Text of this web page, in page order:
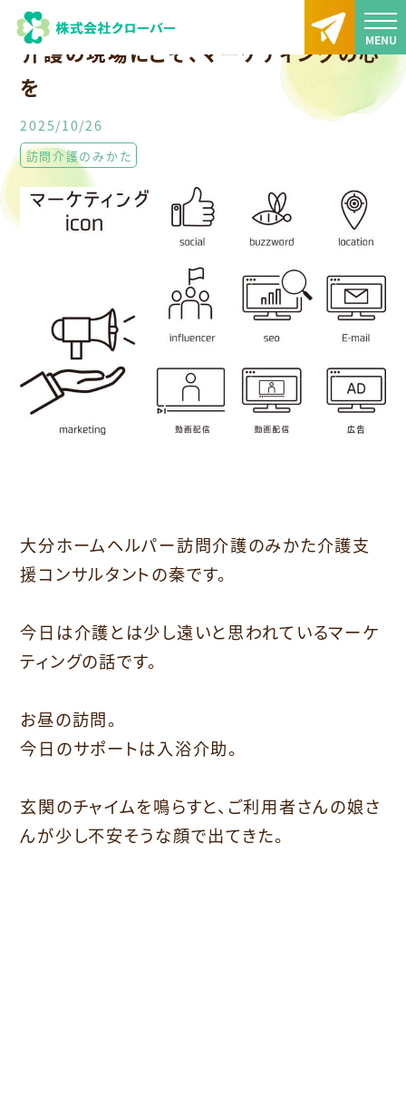
TOP ⁡介護の現場にこそ、マーケティングの心を
⁡介護の現場にこそ、マーケティングの心
を
2025/10/26
訪問介護のみかた
大分ホームヘルパー訪問介護のみかた介護支
援コンサルタントの秦です。
今日は介護とは少し遠いと思われているマーケ
ティングの話です。
お昼の訪問。
今日のサポートは入浴介助。
玄関のチャイムを鳴らすと、ご利用者さんの娘さ
んが少し不安そうな顔で出てきた。